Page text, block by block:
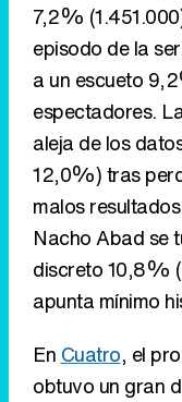
7,2%
episodo de la
a un escueto
espectadores.
aleja de los
12,0%) tras
malos
Nacho Abad se
discreto 10,8%
apunta mínimo
En Cuatro, el
obtuvo un gran